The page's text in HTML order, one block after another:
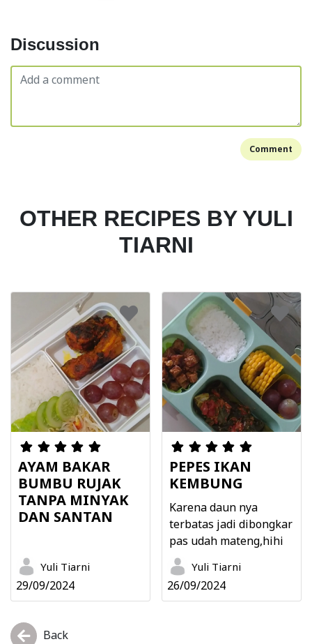
Discussion
Comment
OTHER RECIPES BY YULI
TIARNI
AYAM BAKAR
BUMBU RUJAK
TANPA MINYAK
DAN SANTAN
Yuli Tiarni
29/09/2024
PEPES IKAN
KEMBUNG
Karena daun nya
terbatas jadi dibongkar
pas udah mateng,hihi
Yuli Tiarni
26/09/2024
Back